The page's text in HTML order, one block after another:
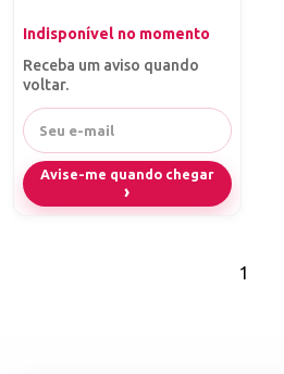
Indisponível no momento
Receba um aviso quando
voltar.
Avise-me quando chegar
1